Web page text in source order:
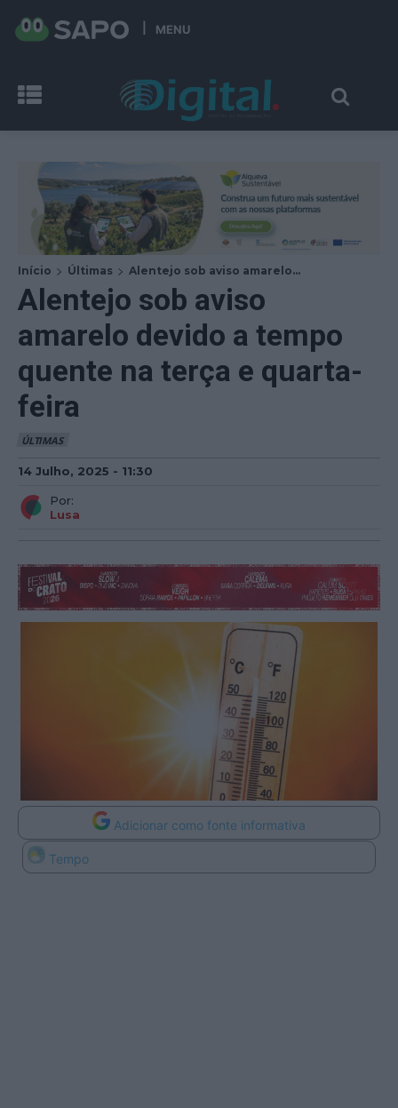
MENU
Início Últimas Alentejo sob aviso amarelo...
Alentejo sob aviso
amarelo devido a tempo
quente na terça e quarta-
feira
ÚLTIMAS
14 Julho, 2025 - 11:30
Por:
Lusa
Adicionar como fonte informativa
Tempo